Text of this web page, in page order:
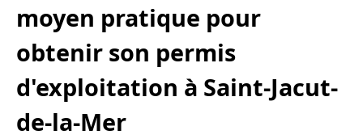
moyen pratique pour
obtenir son permis
d'exploitation à Saint-Jacut-
de-la-Mer